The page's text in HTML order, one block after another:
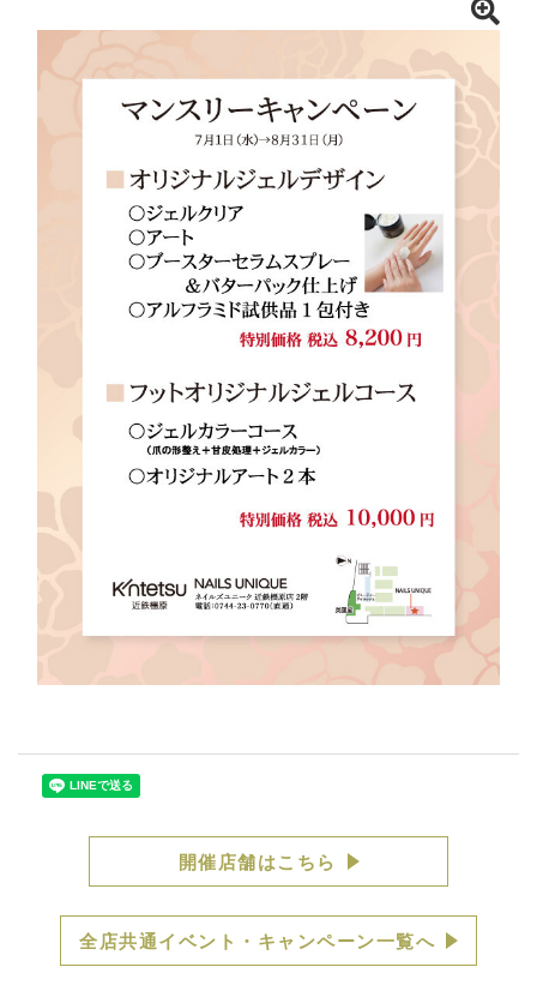
開催店舗はこちら
全店共通イベント・キャンペーン一覧へ